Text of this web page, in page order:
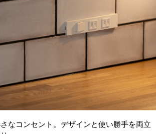
なコンセント。デザインと使い勝手を両立